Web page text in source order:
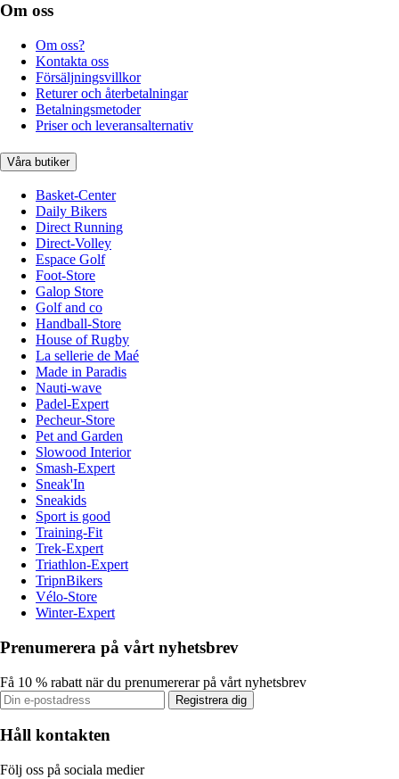
Om oss
Om oss?
Kontakta oss
Försäljningsvillkor
Returer och återbetalningar
Betalningsmetoder
Priser och leveransalternativ
Våra butiker
Basket-Center
Daily Bikers
Direct Running
Direct-Volley
Espace Golf
Foot-Store
Galop Store
Golf and co
Handball-Store
House of Rugby
La sellerie de Maé
Made in Paradis
Nauti-wave
Padel-Expert
Pecheur-Store
Pet and Garden
Slowood Interior
Smash-Expert
Sneak'In
Sneakids
Sport is good
Training-Fit
Trek-Expert
Triathlon-Expert
TripnBikers
Vélo-Store
Winter-Expert
Prenumerera på vårt nyhetsbrev
Få 10 % rabatt när du prenumererar på vårt nyhetsbrev
Registrera dig
Håll kontakten
Följ oss på sociala medier